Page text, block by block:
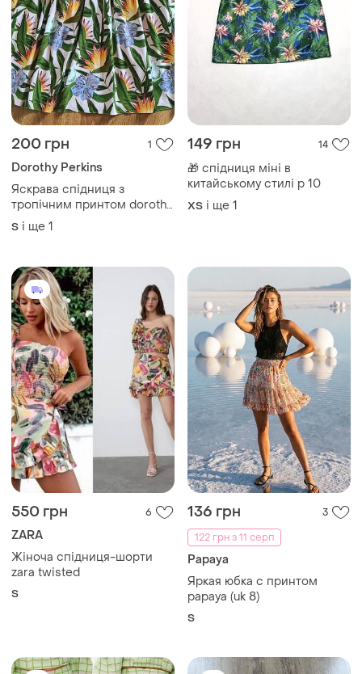
200 грн 1
Dorothy Perkins
Яскрава спідниця з
тропічним принтом dorothy
perkins
S і ще 1
149 грн 14
🎁 спідниця міні в
китайському стилі р 10
ХS і ще 1
550 грн 6
ZARA
Жіноча спідниця-шорти
zara twisted
S
136 грн
3
122 грн з 11 серп
Papaya
Яркая юбка с принтом
papaya (uk 8)
S